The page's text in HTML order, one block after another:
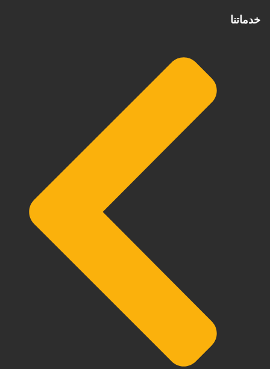
خدماتنا